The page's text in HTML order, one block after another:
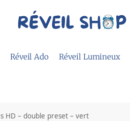
Réveil Ado Réveil Lumineux
HD – double preset – vert